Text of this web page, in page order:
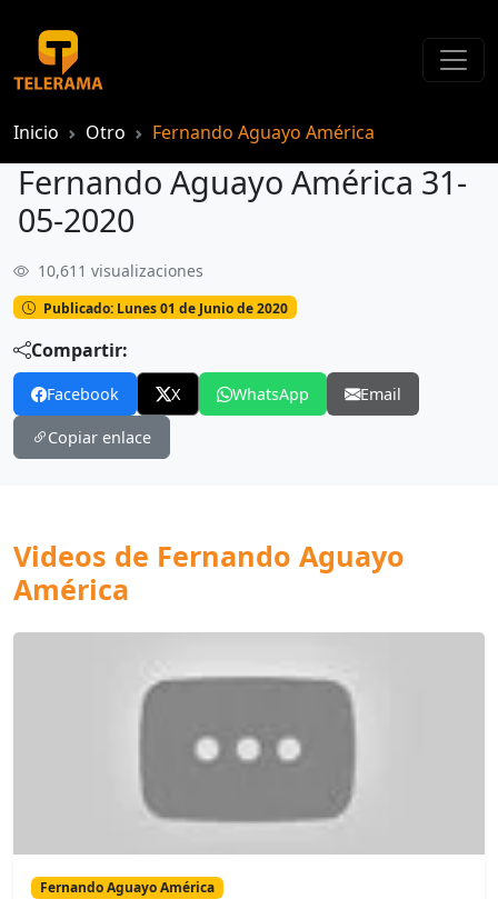
Inicio Otro Fernando Aguayo América
Fernando Aguayo América 31-
05-2020
Fernando Aguayo América 31-05-2020
10,611 visualizaciones
Publicado: Lunes 01 de Junio de 2020
Compartir:
Facebook X WhatsApp Email
Copiar enlace
Videos de Fernando Aguayo
América
Fernando Aguayo América